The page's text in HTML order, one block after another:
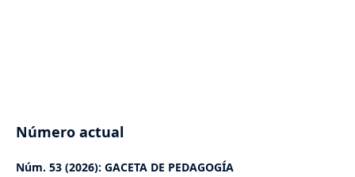
Número actual
Núm. 53 (2026): GACETA DE PEDAGOGÍA